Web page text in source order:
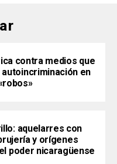
contra medios que
en
aquelarres con
y orígenes
poder nicaragüense